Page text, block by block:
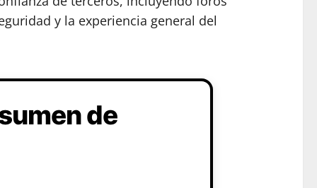
y la experiencia general del
de